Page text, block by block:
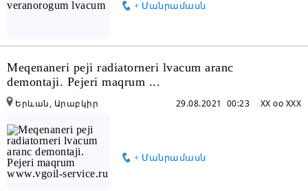
+ Մանրամասն
Meqenaneri peji radiatorneri lvacum aranc
demontaji. Pejeri maqrum ...
+ Մանրամասն
XX oo XXX
29.08.2021 00:23
Երևան, Արաբկիր